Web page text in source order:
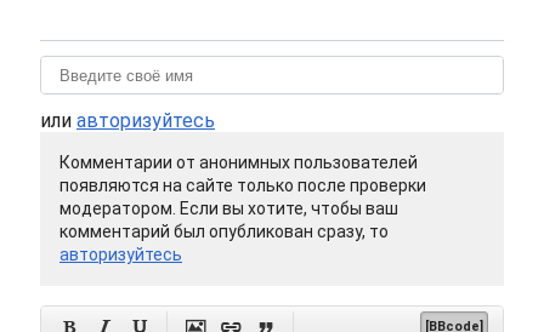
или авторизуйтесь
Комментарии от анонимных пользователей
появляются на сайте только после проверки
модератором. Если вы хотите, чтобы ваш
комментарий был опубликован сразу, то
авторизуйтесь
      [BBcode]